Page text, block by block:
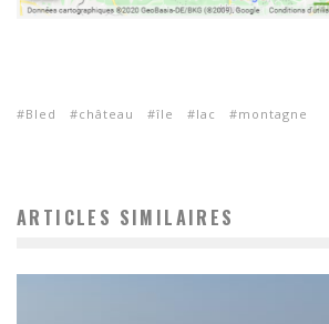
Bled château île lac montagne
ARTICLES SIMILAIRES